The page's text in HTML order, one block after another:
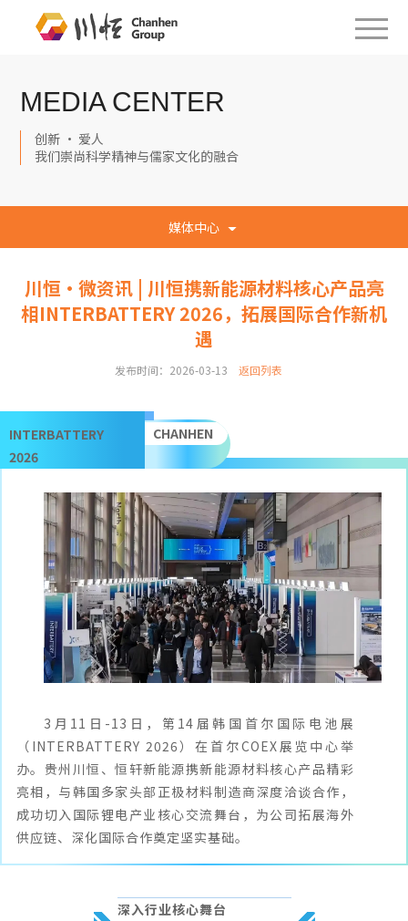
MEDIA CENTER
创新 · 爱人
我们崇尚科学精神与儒家文化的融合
媒体中心
川恒·微资讯 | 川恒携新能源材料核心产品亮
相INTERBATTERY 2026，拓展国际合作新机
遇
发布时间：2026-03-13 返回列表
INTERBATTERY
2026
CHANHEN
3月11日-13日，第14届韩国首尔国际电池展
（INTERBATTERY 2026）在首尔COEX展览中心举
办。贵州川恒、恒轩新能源携新能源材料核心产品精彩
亮相，与韩国多家头部正极材料制造商深度洽谈合作，
成功切入国际锂电产业核心交流舞台，为公司拓展海外
供应链、深化国际合作奠定坚实基础。
深入行业核心舞台